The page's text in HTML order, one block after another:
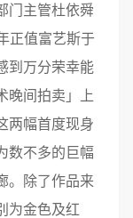
门主管杜依舜
正值富艺斯于
到万分荣幸能
晚间拍卖」上
两幅首度现身
数不多的巨幅
。除了作品来
为金色及红